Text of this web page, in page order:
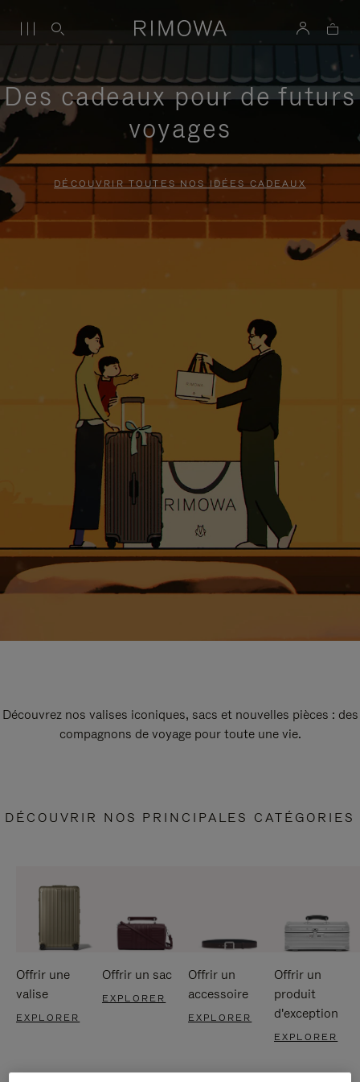
Des cadeaux pour de futurs
voyages
DÉCOUVRIR TOUTES NOS IDÉES CADEAUX
Découvrez nos valises iconiques, sacs et nouvelles pièces : des
compagnons de voyage pour toute une vie.
DÉCOUVRIR NOS PRINCIPALES CATÉGORIES
Offrir une
valise
EXPLORER
Offrir un sac
EXPLORER
Offrir un
accessoire
EXPLORER
Offrir un
produit
d'exception
EXPLORER